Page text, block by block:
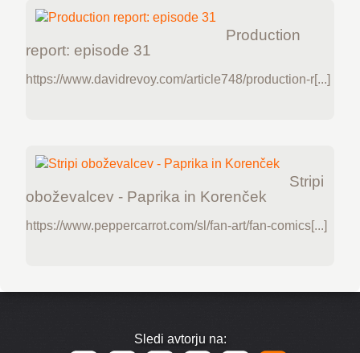
Production
report: episode 31
https://www.davidrevoy.com/article748/production-r[...]
Stripi
oboževalcev - Paprika in Korenček
https://www.peppercarrot.com/sl/fan-art/fan-comics[...]
Sledi avtorju na: